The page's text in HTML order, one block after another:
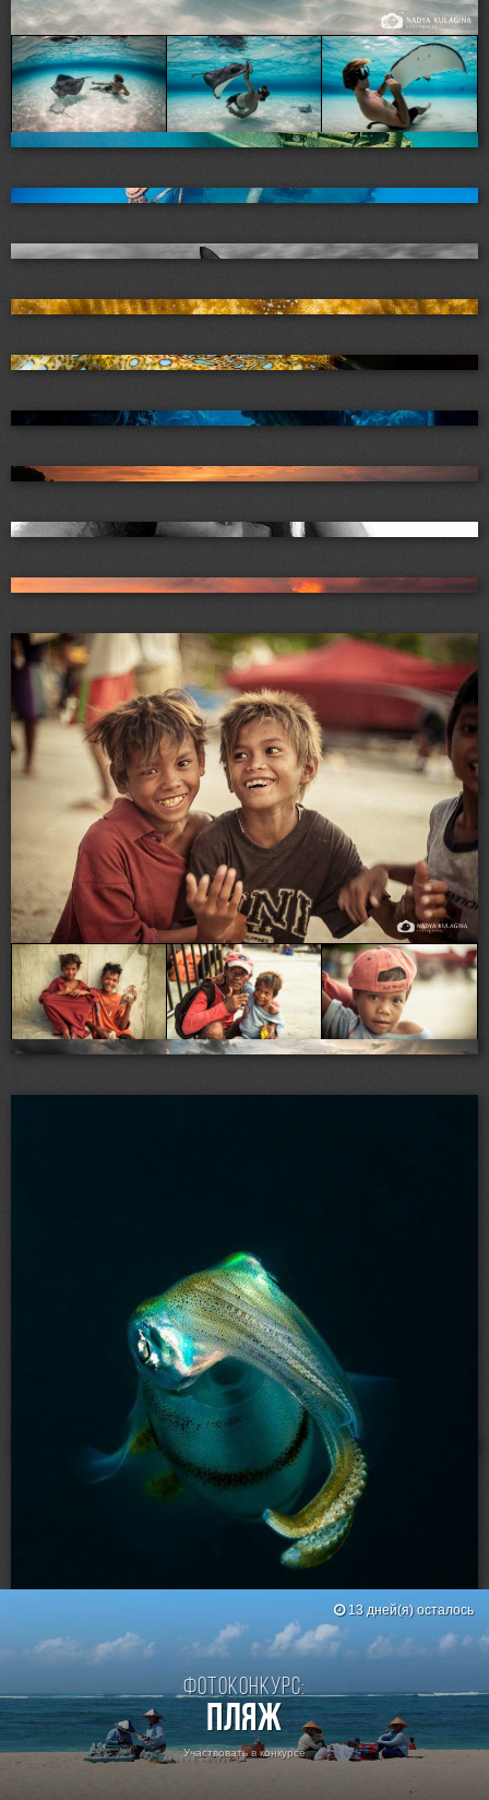
Loading...
Фотоконкурс:
Пляж
Участвовать в конкурсе
13 дней(я) осталось